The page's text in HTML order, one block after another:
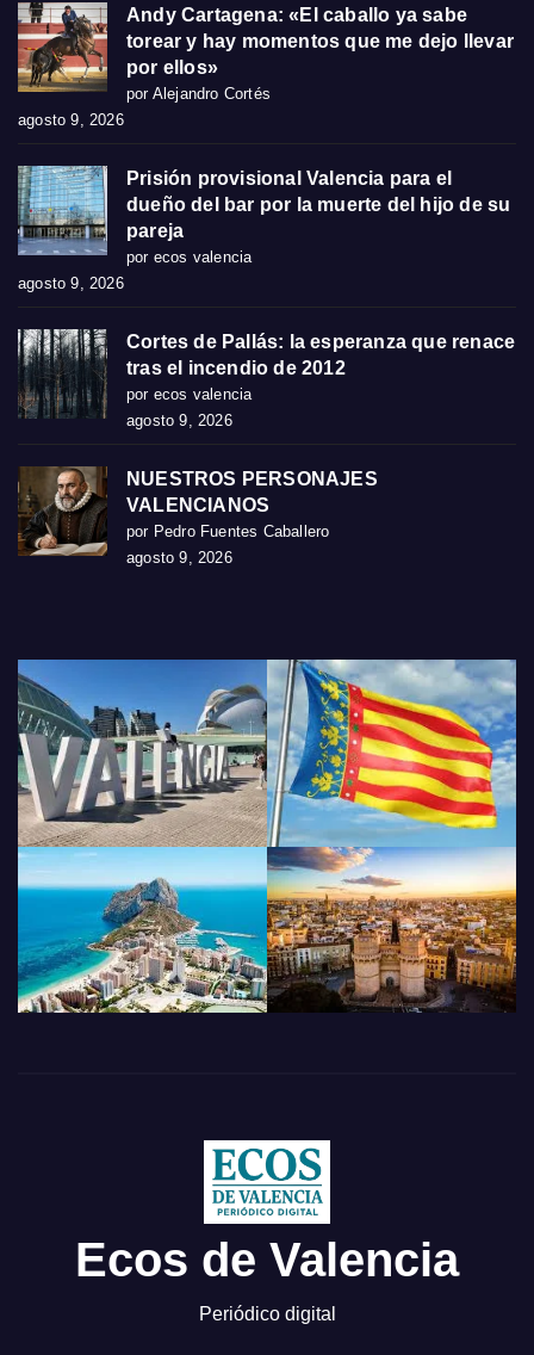
Andy Cartagena: «El caballo ya sabe
torear y hay momentos que me dejo llevar
por ellos»
por Alejandro Cortés
agosto 9, 2026
Prisión provisional Valencia para el
dueño del bar por la muerte del hijo de su
pareja
por ecos valencia
agosto 9, 2026
Cortes de Pallás: la esperanza que renace
tras el incendio de 2012
por ecos valencia
agosto 9, 2026
NUESTROS PERSONAJES
VALENCIANOS
por Pedro Fuentes Caballero
agosto 9, 2026
Ecos de Valencia
Periódico digital